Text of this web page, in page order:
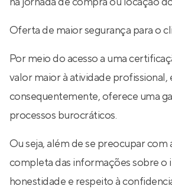
Oferta de maior segurança para o
Por meio do acesso a uma
valor maior à atividade profissional,
consequentemente, oferece uma
processos burocráticos.
Ou seja, além de se preocupar com
completa das informações sobre o
honestidade e respeito à